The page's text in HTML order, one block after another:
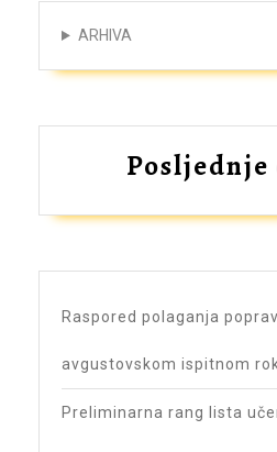
ARHIVA
Posljednje
Raspored polaganja
avgustovskom ispitnom
Preliminarna rang lista